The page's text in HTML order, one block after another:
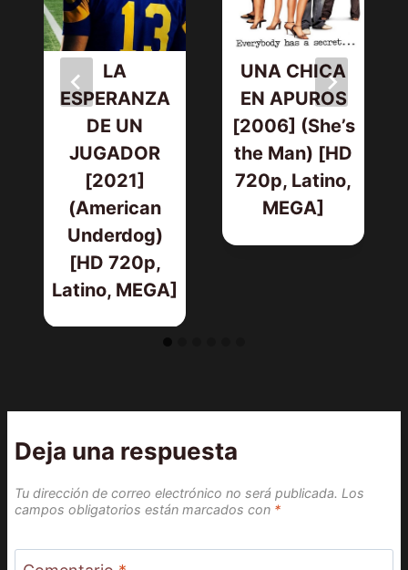
LA
ESPERANZA
DE UN
JUGADOR
[2021]
(American
Underdog)
[HD 720p,
Latino, MEGA]
UNA CHICA
EN APUROS
[2006] (She’s
the Man) [HD
720p, Latino,
MEGA]
Deja una respuesta
Tu dirección de correo electrónico no será publicada. Los
campos obligatorios están marcados con *